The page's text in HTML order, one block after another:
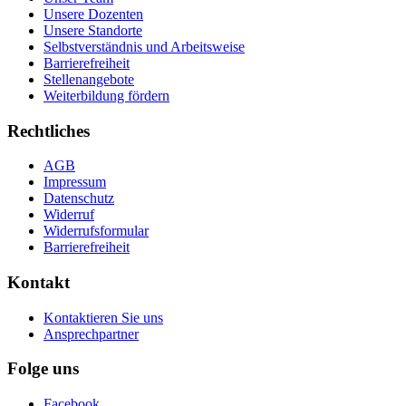
Unsere Dozenten
Unsere Standorte
Selbstverständnis und Arbeitsweise
Barrierefreiheit
Stellenangebote
Weiterbildung fördern
Rechtliches
AGB
Impressum
Datenschutz
Widerruf
Widerrufsformular
Barrierefreiheit
Kontakt
Kontaktieren Sie uns
Ansprechpartner
Folge uns